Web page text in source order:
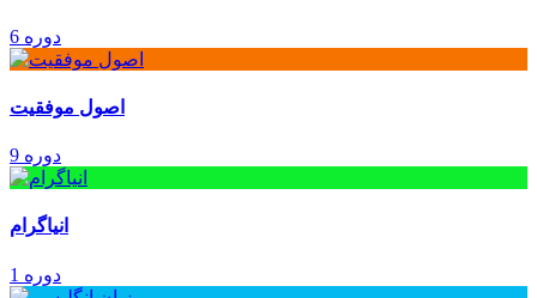
6 دوره
اصول موفقیت
9 دوره
انیاگرام
1 دوره